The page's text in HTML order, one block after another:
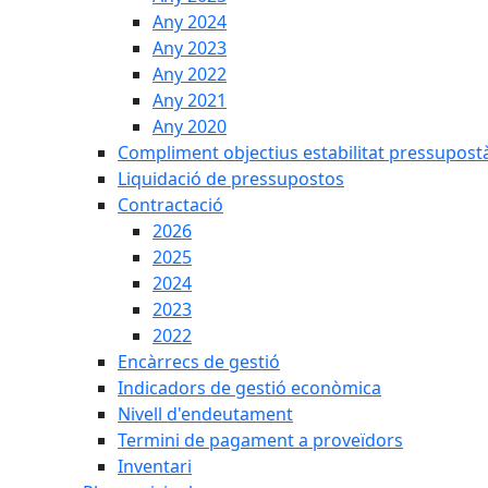
Any 2024
Any 2023
Any 2022
Any 2021
Any 2020
Compliment objectius estabilitat
Liquidació de pressupostos
Contractació
2026
2025
2024
2023
2022
Encàrrecs de gestió
Indicadors de gestió econòmica
Nivell d'endeutament
Termini de pagament a proveïdors
Inventari